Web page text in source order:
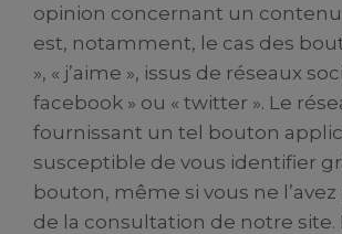
opinion concernant un contenu
est, notamment, le cas des
», « j’aime », issus de réseaux
facebook » ou « twitter ». Le
fournissant un tel bouton
susceptible de vous identifier
bouton, même si vous ne
de la consultation de notre site.